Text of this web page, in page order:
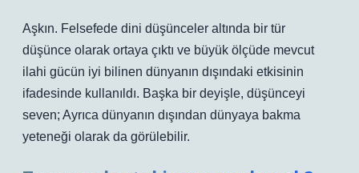
Aşkın. Felsefede dini düşünceler altında bir tür
düşünce olarak ortaya çıktı ve büyük ölçüde mevcut
ilahi gücün iyi bilinen dünyanın dışındaki etkisinin
ifadesinde kullanıldı. Başka bir deyişle, düşünceyi
seven; Ayrıca dünyanın dışından dünyaya bakma
yeteneği olarak da görülebilir.